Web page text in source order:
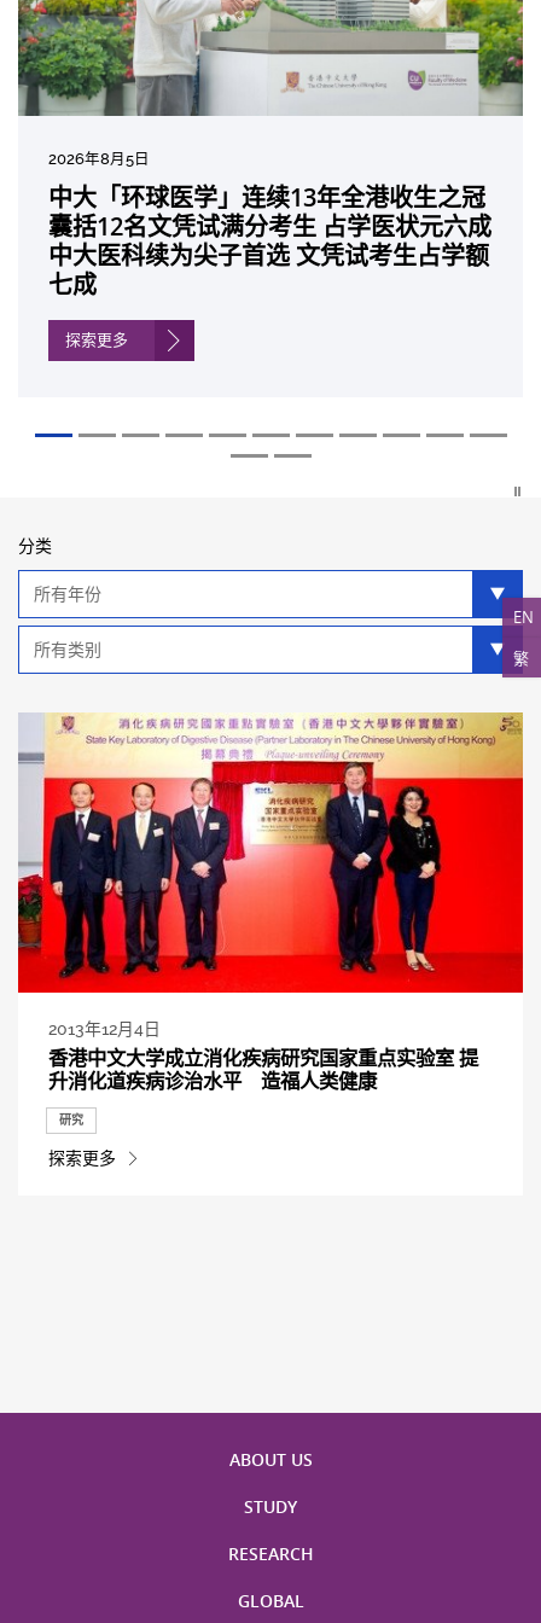
EN
繁
2026年8月5日
中大「环球医学」连续13年全港收生之冠
囊括12名文凭试满分考生 占学医状元六成
中大医科续为尖子首选 文凭试考生占学额
七成
探索更多
2026年7月27日
中大成立崭新 ITECH医疗科技评估平台 推
动健康经济分析及价值医疗
探索更多
2026年7月10日
中大研发「AI-OCT」系统助测糖尿黄斑水
肿 假阳性转介个案锐减六成 缩短患者轮
候诊症时间
2026年7月10日
中大黄秀娟教授获颁中国工程界最高荣誉
「光华工程科技奖」 成为今届医药衞生领
域唯一香港学者
2026年7月7日
中大新设「香港中文大学凤凰奖学金」嘉
许公开试状元 鼓励学医状元走出课堂放眼
世界 装备21世纪妙手仁医
2026年6月29日
中大全新一站式PGT-Plus方案 精准辨识
传统检测中复杂基因异常「盲点」 降低人
工受孕流产及异常妊娠风险
2026年6月22日
中大发现青光眼治疗新靶点 小鼠实验证实
可恢复七成视力 有助开创崭新神经保护疗
法
2026年6月17日
中大成功拆解肝癌免疫治疗耐药性机制 揭
一种免疫细胞具「除废喂食」新功能助癌
细胞耐药性
2026年6月10日
中大与多名全球专家共同牵头跨国肺癌研
究 逾半晚期ALK阳性肺癌病人七年无恶化
因特定基因异常而引起的肺癌有望变成
「慢性病」 患者可与病共存
探索更多
2026年6月5日
中大教授陈重娥获颁「清野裕杰出领袖
奖」 成为本港首名学者荣膺亚洲糖尿病教
研最高荣誉
2026年6月2日
中大汇聚逾200位区域专家 探讨私人医疗
保险如何推动全民健康覆盖
探索更多
2026年5月19日
中大张源津医生成首位亚洲研究员 荣获国
际泌尿科权威奖项John K. Lattimer 讲座
奖
2026年5月14日
中大取得「从实验室到临床应用」研究突
破 初步证实GLP-1药物可改善严重中风康
复情况
分类
类
类
2013年12月4日
香港中文大学成立消化疾病研究国家重点实验室 提
升消化道疾病诊治水平 造福人类健康
研究
探索更多
ABOUT US
STUDY
RESEARCH
GLOBAL